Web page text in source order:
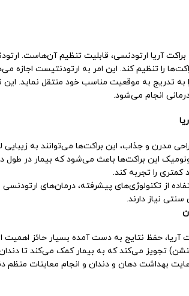
آریا ارتودنسی، قابلیت تنظیم آن‌هاست.
را تنظیم کند. این امر به ارتودنتیست اجازه
به تدریج به موقعیت مناسب خود منتقل نماید. این
انجام می‌شود.
مدرن و جذاب، این براکت‌ها می‌توانند به
این براکت‌ها باعث می‌شود که بیمار در طول
را تجربه کند.
از تکنولوژی‌های پیشرفته، درمان‌های ارتودنسی
نیاز دارند.
آریا، حفظ نتایج به دست آمده بسیار حائز
تجویز می‌کند که به بیمار کمک می‌کند تا
بهداشت دهان و دندان و انجام معاینات منظم